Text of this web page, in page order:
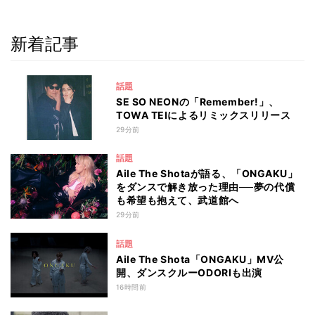
新着記事
話題
SE SO NEONの「Remember!」、
TOWA TEIによるリミックスリリース
29分前
話題
Aile The Shotaが語る、「ONGAKU」
をダンスで解き放った理由──夢の代償
も希望も抱えて、武道館へ
29分前
話題
Aile The Shota「ONGAKU」MV公
開、ダンスクルーODORIも出演
16時間前